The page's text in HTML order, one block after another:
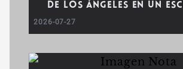
de Los Ángeles en un
2026-07-27